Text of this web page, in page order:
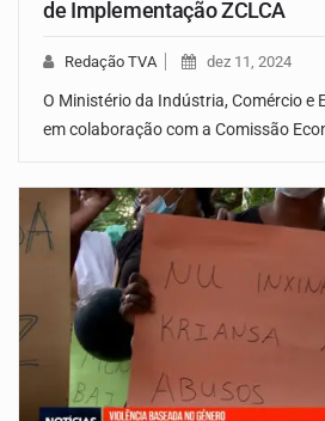
de Implementação ZCLCA
Redação TVA dez 11, 2024
O Ministério da Indústria, Comércio e
em colaboração com a Comissão